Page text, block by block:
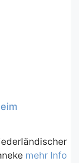
mehr Info